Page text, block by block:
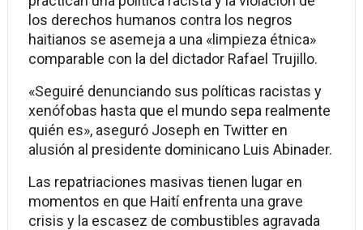
los derechos humanos contra los negros
haitianos se asemeja a una «limpieza étnica»
comparable con la del dictador Rafael Trujillo.
«Seguiré denunciando sus políticas racistas y
xenófobas hasta que el mundo sepa realmente
quién es», aseguró Joseph en Twitter en
alusión al presidente dominicano Luis Abinader.
Las repatriaciones masivas tienen lugar en
momentos en que Haití enfrenta una grave
crisis y la escasez de combustibles agravada